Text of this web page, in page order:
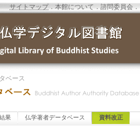
サイトマップ．本館について ．諮問委員会 ．
ベース
果 仏学著者データベース 資料改正